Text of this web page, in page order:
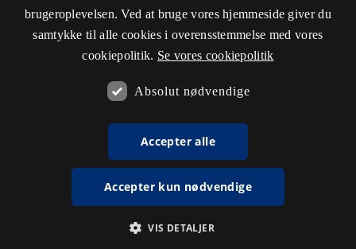
brugeroplevelsen. Ved at bruge vores hjemmeside giver du
samtykke til alle cookies i overensstemmelse med vores
cookiepolitik. Se vores cookiepolitik
Absolut nødvendige
Accepter alle
Accepter kun nødvendige
VIS DETALJER